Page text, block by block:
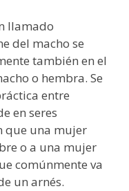
llamado
del macho se
también en el
o hembra. Se
entre
en seres
que una mujer
o a una mujer
comúnmente va
un arnés.